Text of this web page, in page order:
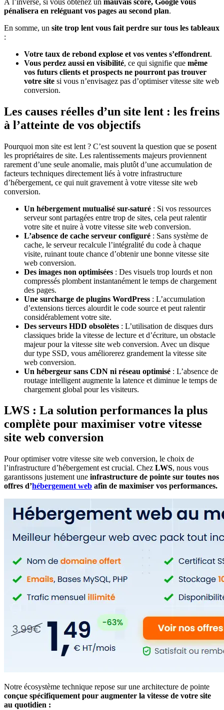
pénalisera en reléguant vos pages au second plan.
En somme, un site trop lent vous fait perdre sur tous les tableaux
:
Votre taux de rebond explose et vos ventes s’effondrent.
Vous perdez aussi en visibilité, ce qui signifie que même
vos futurs clients et prospects ne pourront pas trouver
votre site si vous n’envisagez pas d’optimiser vitesse site web
conversion.
Les causes réelles d’un site lent : les freins
à l’atteinte de vos objectifs
Pourquoi mon site est lent ? C’est souvent la question que se posent
les propriétaires de site. Les ralentissements majeurs proviennent
rarement d’une seule anomalie, mais plutôt d’une accumulation de
facteurs techniques directement liés à votre infrastructure
d’hébergement, ce qui nuit gravement à votre vitesse site web
conversion.
Un hébergement mutualisé sur-saturé : Si vos ressources
serveur sont partagées entre trop de sites, cela peut ralentir
votre site et nuire à votre vitesse site web conversion.
L’absence de cache serveur configuré : Sans système de
cache, le serveur recalcule l’intégralité du code à chaque
visite, ruinant toute chance d’obtenir une bonne vitesse site
web conversion.
Des images non optimisées : Des visuels trop lourds et non
compressés plombent instantanément le temps de chargement
des pages.
Une surcharge de plugins WordPress : L’accumulation
d’extensions tierces alourdit le code source et peut ralentir
considérablement votre site.
Des serveurs HDD obsolètes : L’utilisation de disques durs
classiques bride la vitesse de lecture et d’écriture, un obstacle
majeur pour la vitesse site web conversion. Avec un disque
dur type SSD, vous améliorerez grandement la vitesse site
web conversion.
Un hébergeur sans CDN ni réseau optimisé : L’absence de
routage intelligent augmente la latence et diminue le temps de
chargement global pour les visiteurs.
LWS : La solution performances la plus
complète pour maximiser votre vitesse
site web conversion
Pour optimiser votre vitesse site web conversion, le choix de
l’infrastructure d’hébergement est crucial. Chez LWS, nous vous
garantissons justement une infrastructure de pointe sur toutes nos
offres d’hébergement web afin de maximiser vos performances.
Notre écosystème technique repose sur une architecture de pointe
conçue spécifiquement pour augmenter la vitesse de votre site
au quotidien :